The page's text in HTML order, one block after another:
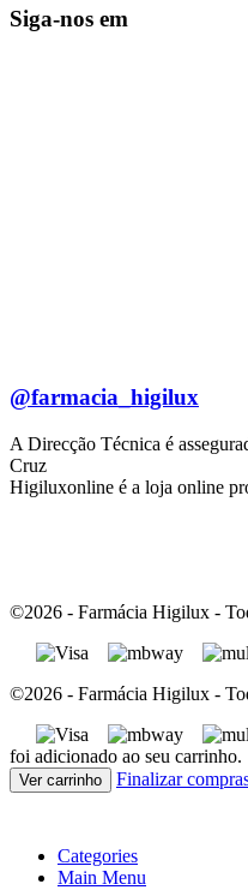
Siga-nos em
@farmacia_higilux
A Direcção Técnica é
Cruz
Higiluxonline é a loja online
©2026 - Farmácia Higilux -
©2026 - Farmácia Higilux -
foi adicionado ao seu carrinho.
Ver carrinho Finalizar
Categories
Main Menu